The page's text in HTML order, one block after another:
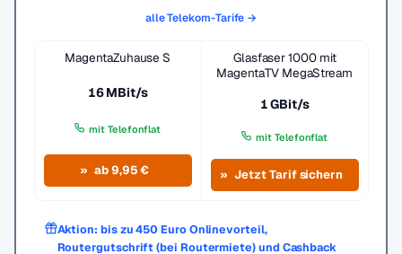
alle Telekom-Tarife →
MagentaZuhause S
16 MBit/s
mit Telefonflat
ab 9,95 €
Glasfaser 1000 mit
MagentaTV MegaStream
1 GBit/s
mit Telefonflat
Jetzt Tarif sichern
Aktion: bis zu 450 Euro Onlinevorteil,
Routergutschrift (bei Routermiete) und Cashback